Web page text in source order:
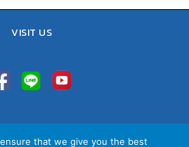
VISIT US
that we give you the best